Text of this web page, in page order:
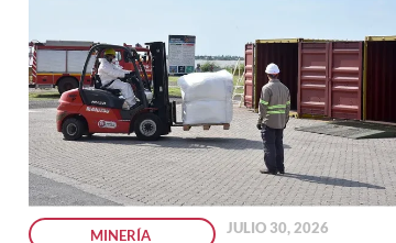
MINERÍA JULIO 30, 2026